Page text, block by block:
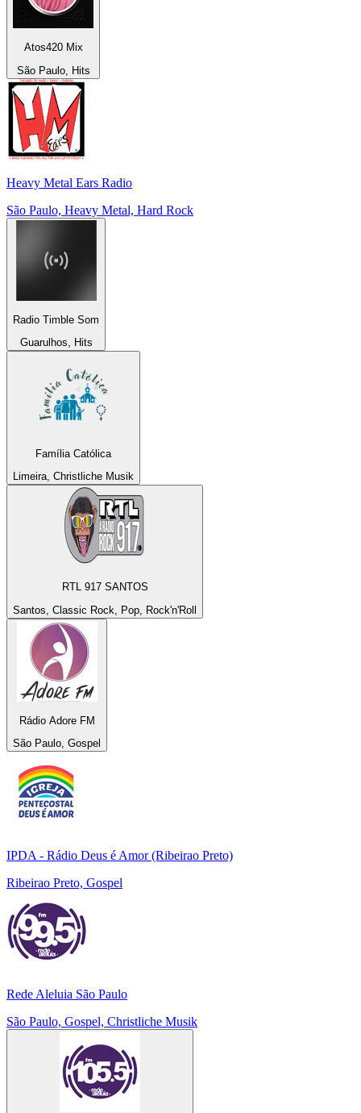
Atos420 Mix
São Paulo, Hits
Heavy Metal Ears Radio
São Paulo, Heavy Metal, Hard Rock
Radio Timble Som
Guarulhos, Hits
Família Católica
Limeira, Christliche Musik
RTL 917 SANTOS
Santos, Classic Rock, Pop, Rock'n'Roll
Rádio Adore FM
São Paulo, Gospel
IPDA - Rádio Deus é Amor (Ribeirao Preto)
Ribeirao Preto, Gospel
Rede Aleluia São Paulo
São Paulo, Gospel, Christliche Musik